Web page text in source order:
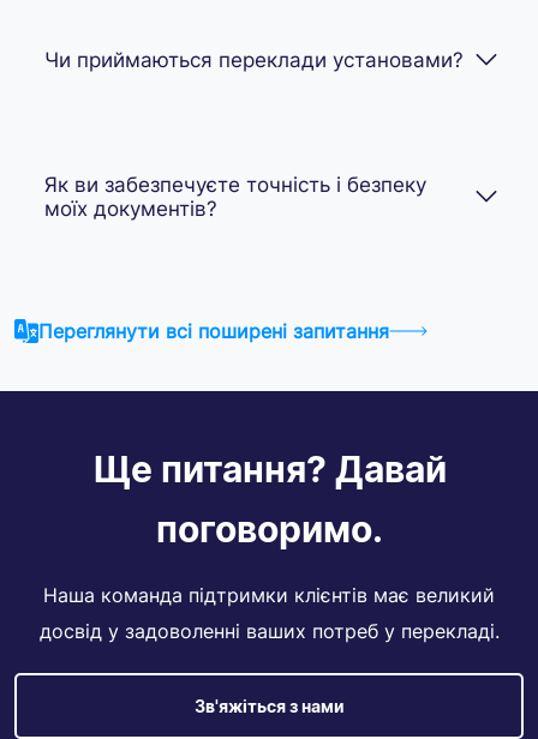
Чи приймаються переклади установами?
Як ви забезпечуєте точність і безпеку
моїх документів?
Переглянути всі поширені запитання
Ще питання? Давай
поговоримо.
Наша команда підтримки клієнтів має великий
досвід у задоволенні ваших потреб у перекладі.
Зв'яжіться з нами